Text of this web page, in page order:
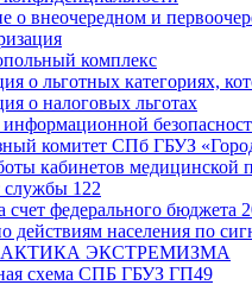
о внеочередном и
комплекс
о льготных категориях,
о налоговых льготах
комитет СПб ГБУЗ
кабинетов медицинской
службы 122
счет федерального бюджета
действиям населения по
ЭКСТРЕМИЗМА
схема СПБ ГБУЗ ГП49